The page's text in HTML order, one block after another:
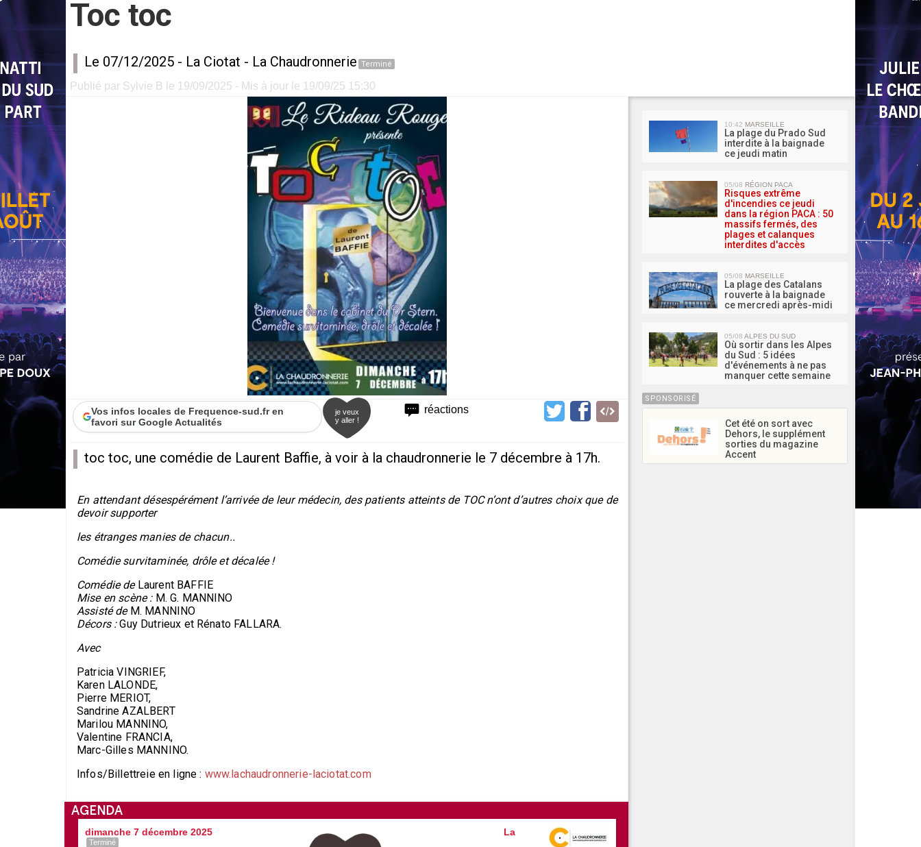
Toc toc
Le 07/12/2025 - La Ciotat - La Chaudronnerie Terminé
Publié par Sylvie B le 19/09/2025 - Mis à jour le 19/09/25 15:30
réactions
Vos infos locales de Frequence-sud.fr en
favori sur Google Actualités
je veux
y aller !
toc toc, une comédie de Laurent Baffie, à voir à la chaudronnerie le 7 décembre à 17h.
En attendant désespérément l’arrivée de leur médecin, des patients atteints de TOC n’ont d’autres choix que de
devoir supporter
les étranges manies de chacun..
Comédie survitaminée, drôle et décalée !
Comédie de Laurent BAFFIE
Mise en scène : M. G. MANNINO
Assisté de M. MANNINO
Décors :Guy Dutrieux et Rénato FALLARA.
Avec
Patricia VINGRIEF,
Karen LALONDE,
Pierre MERIOT,
Sandrine AZALBERT
Marilou MANNINO,
Valentine FRANCIA,
Marc-Gilles MANNINO.
Infos/Billettreie en ligne : www.lachaudronnerie-laciotat.com
AGENDA
dimanche 7 décembre 2025
Terminé
La
MA
10:42 MARSEILLE
La plage du Prado Sud
interdite à la baignade
ce jeudi matin
05/08 RÉGION PACA
Risques extrême
d'incendies ce jeudi
dans la région PACA : 50
massifs fermés, des
plages et calanques
interdites d'accès
05/08 MARSEILLE
La plage des Catalans
rouverte à la baignade
ce mercredi après-midi
05/08 ALPES DU SUD
Où sortir dans les Alpes
du Sud : 5 idées
d'événements à ne pas
manquer cette semaine
SPONSORISÉ
Cet été on sort avec
Dehors, le supplément
sorties du magazine
Accent